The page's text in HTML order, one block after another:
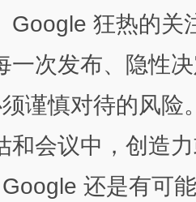
Google 狂热的关
一次发布、隐性
谨慎对待的风
和会议中，创造
还是有可